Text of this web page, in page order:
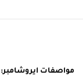
مواصفات ايروشامبر: